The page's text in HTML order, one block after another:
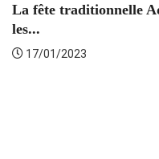
La fête traditionnelle
les...
17/01/2023